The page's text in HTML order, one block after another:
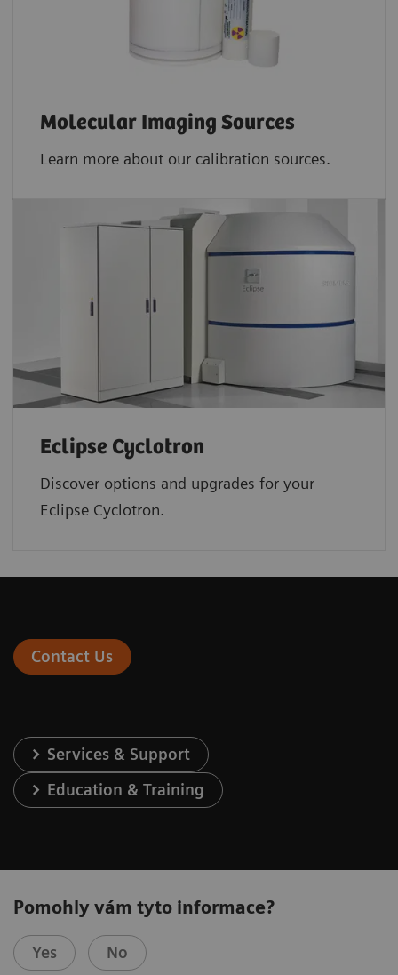
Molecular Imaging Sources
Learn more about our calibration sources.
Eclipse Cyclotron
Discover options and upgrades for your
Eclipse Cyclotron.
Contact Us
Services & Support
Education & Training
Pomohly vám tyto informace?
Yes No